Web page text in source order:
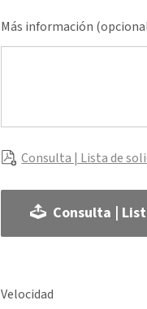
Más información
Consulta | Lista de
Consulta |
Velocidad